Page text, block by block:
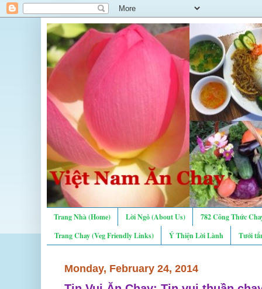
Trang Nhà (Home) Lời Ngỏ (About Us)
782 Công Thức
Trang Chay (Veg Friendly Links)
Ý Thiện Lời Lành Tưới
Monday, February 24, 2014